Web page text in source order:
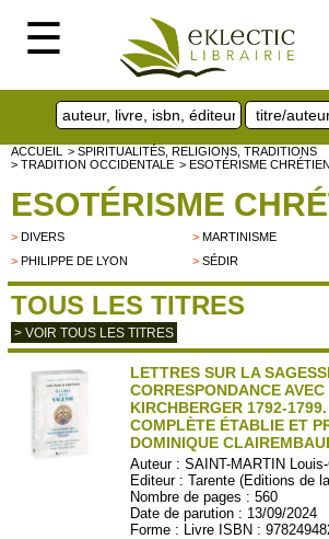
☰
ACCUEIL
> SPIRITUALITÉS, RELIGIONS, TRADITIONS
> TRADITION OCCIDENTALE > ESOTÉRISME CHRÉTIEN
ESOTÉRISME
> DIVERS >MARTINISME
> PHILIPPE DE LYON >SÉDIR
TOUS LES TITRES
> VOIR TOUS LES TITRES
LETTRES SUR LA
CORRESPONDANCE
KIRCHBERGER 1792-
COMPLÈTE ÉTABLIE ET
DOMINIQUE
Auteur :SAINT-MARTIN
Editeur :Tarente (Editions de
Nombre de pages : 560
Date de parution : 13/09/2024
Forme : Livre ISBN :